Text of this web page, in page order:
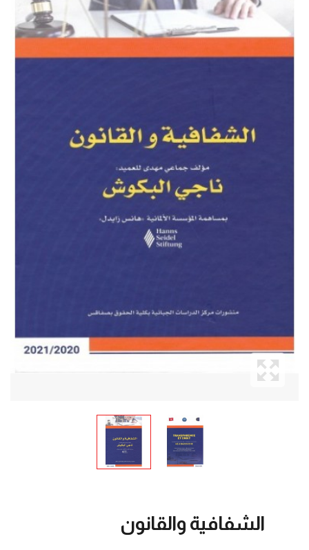
الشفافية والقانون